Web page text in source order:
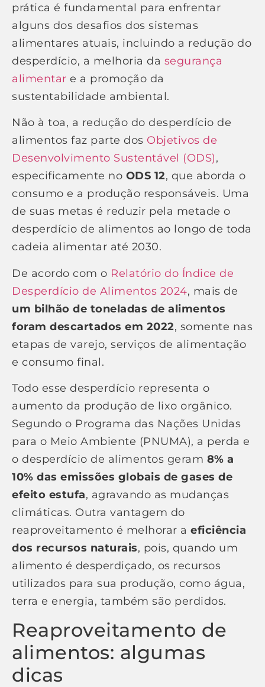
prática é fundamental para enfrentar
alguns dos desafios dos sistemas
alimentares atuais, incluindo a redução do
desperdício, a melhoria da segurança
alimentar e a promoção da
sustentabilidade ambiental.
Não à toa, a redução do desperdício de
alimentos faz parte dos Objetivos de
Desenvolvimento Sustentável (ODS),
especificamente no ODS 12, que aborda o
consumo e a produção responsáveis. Uma
de suas metas é reduzir pela metade o
desperdício de alimentos ao longo de toda
cadeia alimentar até 2030.
De acordo com o Relatório do Índice de
Desperdício de Alimentos 2024, mais de
um bilhão de toneladas de alimentos
foram descartados em 2022, somente nas
etapas de varejo, serviços de alimentação
e consumo final.
Todo esse desperdício representa o
aumento da produção de lixo orgânico.
Segundo o Programa das Nações Unidas
para o Meio Ambiente (PNUMA), a perda e
o desperdício de alimentos geram 8% a
10% das emissões globais de gases de
efeito estufa, agravando as mudanças
climáticas. Outra vantagem do
reaproveitamento é melhorar a eficiência
dos recursos naturais, pois, quando um
alimento é desperdiçado, os recursos
utilizados para sua produção, como água,
terra e energia, também são perdidos.
Reaproveitamento de
alimentos: algumas
dicas